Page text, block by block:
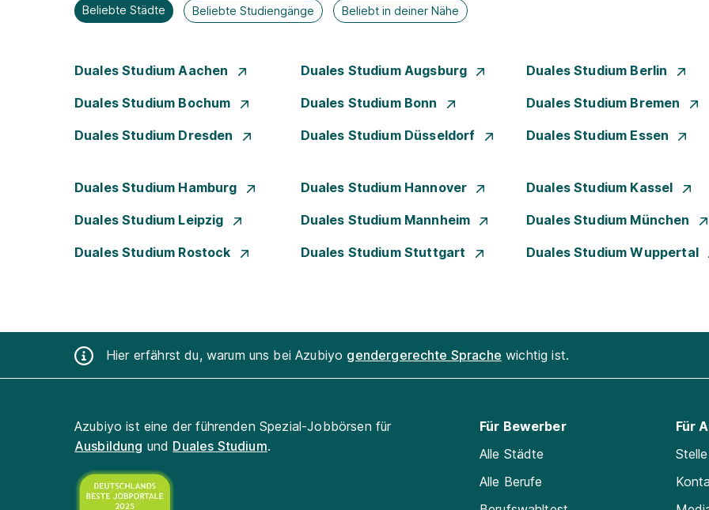
Beliebte Städte Beliebte Studiengänge Beliebt in deiner Nähe
Duales Studium Aachen Duales Studium Augsburg Duales Studium Berlin
Duales Studium Bochum Duales Studium Bonn Duales Studium Bremen
Duales Studium Dresden Duales Studium Düsseldorf Duales Studium Essen
Duales Studium Hamburg Duales Studium Hannover Duales Studium Kassel
Duales Studium Leipzig Duales Studium Mannheim Duales Studium München
Duales Studium Rostock Duales Studium Stuttgart Duales Studium Wuppertal
Hier erfährst du, warum uns bei Azubiyo gendergerechte Sprache wichtig ist.
Azubiyo ist eine der führenden Spezial-Jobbörsen für
Ausbildung und Duales Studium.
Für Bewerber
Alle Städte
Alle Berufe
Für